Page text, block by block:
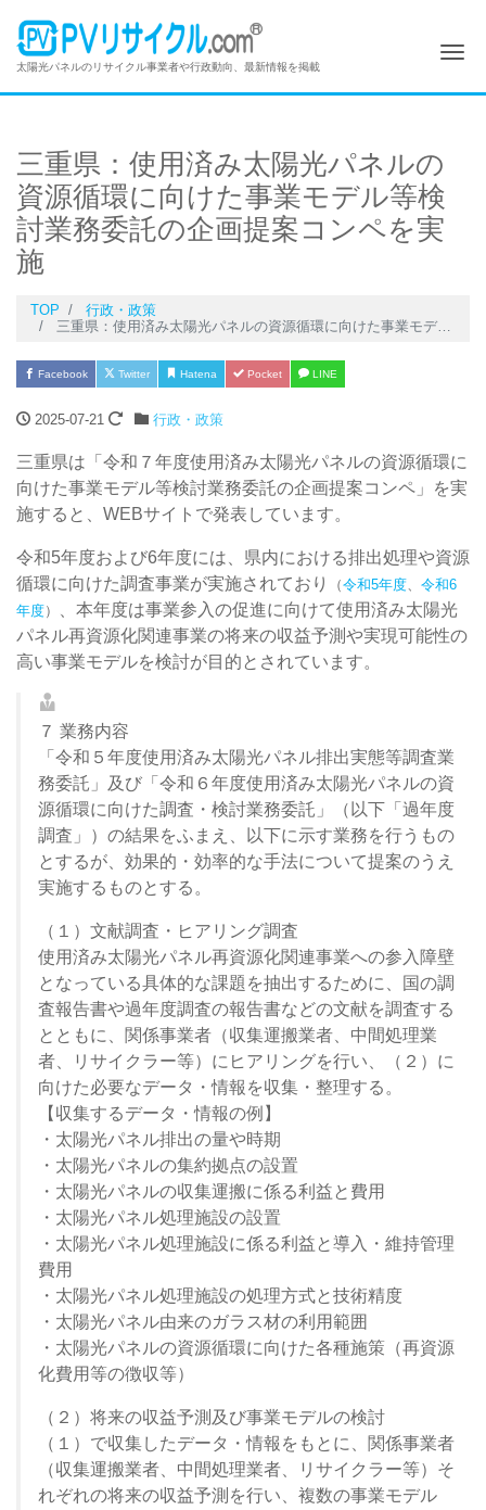
太陽光パネルのリサイクル事業者や行政動向、最新情報を掲載
三重県：使用済み太陽光パネルの
資源循環に向けた事業モデル等検
討業務委託の企画提案コンペを実
施
TOP
行政・政策
三重県：使用済み太陽光パネルの資源循環に向けた事業モデル等検討業務委託の企画提案コンペを実施
Facebook Twitter Hatena Pocket LINE
2025-07-21 行政・政策
三重県は「令和７年度使用済み太陽光パネルの資源循環に
向けた事業モデル等検討業務委託の企画提案コンペ」を実
施すると、WEBサイトで発表しています。
令和5年度および6年度には、県内における排出処理や資源
循環に向けた調査事業が実施されており
（令和5年度
令和6
年度）
、本年度は事業参入の促進に向けて使用済み太陽光
パネル再資源化関連事業の将来の収益予測や実現可能性の
高い事業モデルを検討が目的とされています。
７ 業務内容
「令和５年度使用済み太陽光パネル排出実態等調査業
務委託」及び「令和６年度使用済み太陽光パネルの資
源循環に向けた調査・検討業務委託」（以下「過年度
調査」）の結果をふまえ、以下に示す業務を行うもの
とするが、効果的・効率的な手法について提案のうえ
実施するものとする。
（１）文献調査・ヒアリング調査
使用済み太陽光パネル再資源化関連事業への参入障壁
となっている具体的な課題を抽出するために、国の調
査報告書や過年度調査の報告書などの文献を調査する
とともに、関係事業者（収集運搬業者、中間処理業
者、リサイクラー等）にヒアリングを行い、（２）に
向けた必要なデータ・情報を収集・整理する。
【収集するデータ・情報の例】
・太陽光パネル排出の量や時期
・太陽光パネルの集約拠点の設置
・太陽光パネルの収集運搬に係る利益と費用
・太陽光パネル処理施設の設置
・太陽光パネル処理施設に係る利益と導入・維持管理
費用
・太陽光パネル処理施設の処理方式と技術精度
・太陽光パネル由来のガラス材の利用範囲
・太陽光パネルの資源循環に向けた各種施策（再資源
化費用等の徴収等）
（２）将来の収益予測及び事業モデルの検討
（１）で収集したデータ・情報をもとに、関係事業者
（収集運搬業者、中間処理業者、リサイクラー等）そ
れぞれの将来の収益予測を行い、複数の事業モデル